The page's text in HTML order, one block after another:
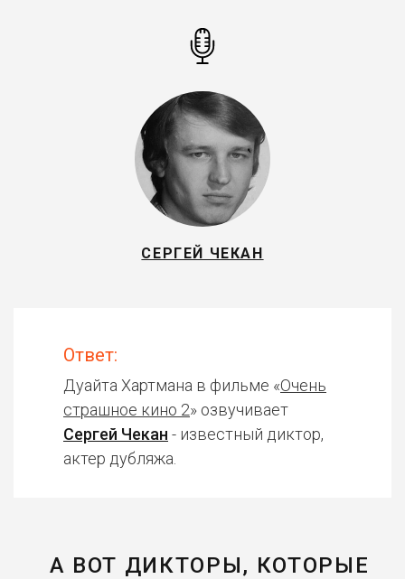
СЕРГЕЙ ЧЕКАН
Ответ:
Дуайта Хартмана в фильме «Очень
страшное кино 2» озвучивает
Сергей Чекан - известный диктор,
актер дубляжа.
А ВОТ ДИКТОРЫ, КОТОРЫЕ